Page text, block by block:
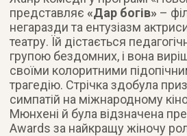
представляє«Дар богів» –
негаразди та ентузіазм
театру. Їй дістається
групою бездомних, і вона
своїми колоритними
трагедію. Стрічка здобула
симпатій на міжнародному
Мюнхені й була відзначена
Awards за найкращу жіночу